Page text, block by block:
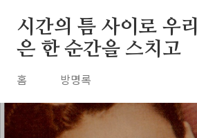
시간의 틈 사이로 우
은 한 순간을 스치고
홈 방명록